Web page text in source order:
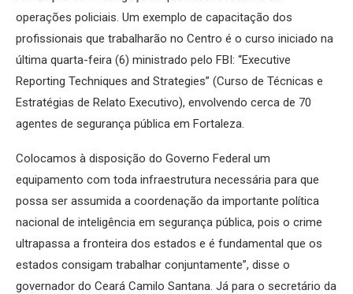
operações policiais. Um exemplo de capacitação dos
profissionais que trabalharão no Centro é o curso iniciado na
última quarta-feira (6) ministrado pelo FBI: “Executive
Reporting Techniques and Strategies” (Curso de Técnicas e
Estratégias de Relato Executivo), envolvendo cerca de 70
agentes de segurança pública em Fortaleza.
Colocamos à disposição do Governo Federal um
equipamento com toda infraestrutura necessária para que
possa ser assumida a coordenação da importante política
nacional de inteligência em segurança pública, pois o crime
ultrapassa a fronteira dos estados e é fundamental que os
estados consigam trabalhar conjuntamente”, disse o
governador do Ceará Camilo Santana. Já para o secretário da